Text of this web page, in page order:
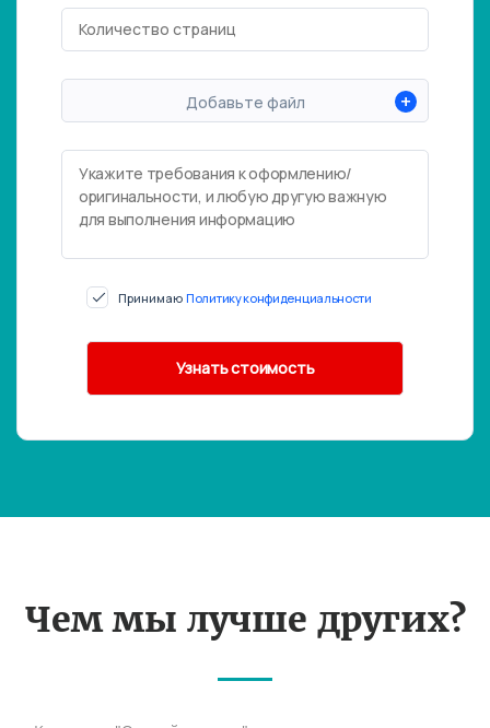
Добавьте файл +
Принимаю Политику конфиденциальности
Чем мы лучше других?